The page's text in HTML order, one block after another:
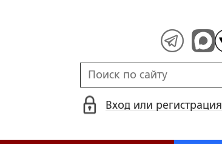
Вход или регистрация